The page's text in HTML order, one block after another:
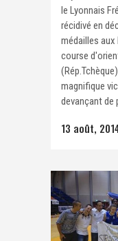
le Lyonnais
récidivé en
médailles
course
magnifique
devançant de
13 août,